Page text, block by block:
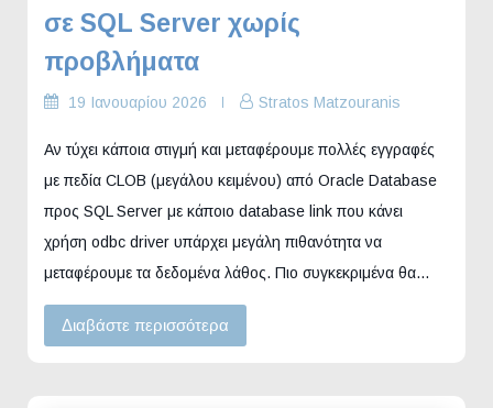
σε SQL Server χωρίς
προβλήματα
19 Ιανουαρίου 2026 Stratos Matzouranis
Αν τύχει κάποια στιγμή και μεταφέρουμε πολλές εγγραφές
με πεδία CLOB (μεγάλου κειμένου) από Oracle Database
προς SQL Server με κάποιο database link που κάνει
χρήση odbc driver υπάρχει μεγάλη πιθανότητα να
μεταφέρουμε τα δεδομένα λάθος. Πιο συγκεκριμένα θα…
Διαβάστε περισσότερα